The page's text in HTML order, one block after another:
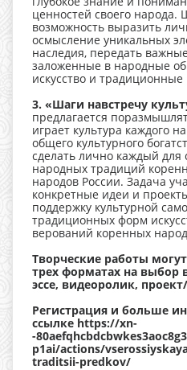
ценностей своего народа.
возможность выразить
осмысление уникальных
наследия, передать
заложенные в народные
искусство и
3. «Шаги навстречу
предлагается
играет культура каждого
общего культурного
сделать лично каждый для
народных традиций
народов России. Задача
конкретные идеи и
поддержку культурной
традиционных форм
верований коренных
Творческие работы
трех форматах на
эссе, видеоролик,
Регистрация и больше
ссылке https://xn-
-
p1ai/actions/
traditsii-predkov/